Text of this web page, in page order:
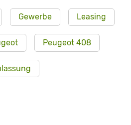
Gewerbe Leasing
Peugeot 408